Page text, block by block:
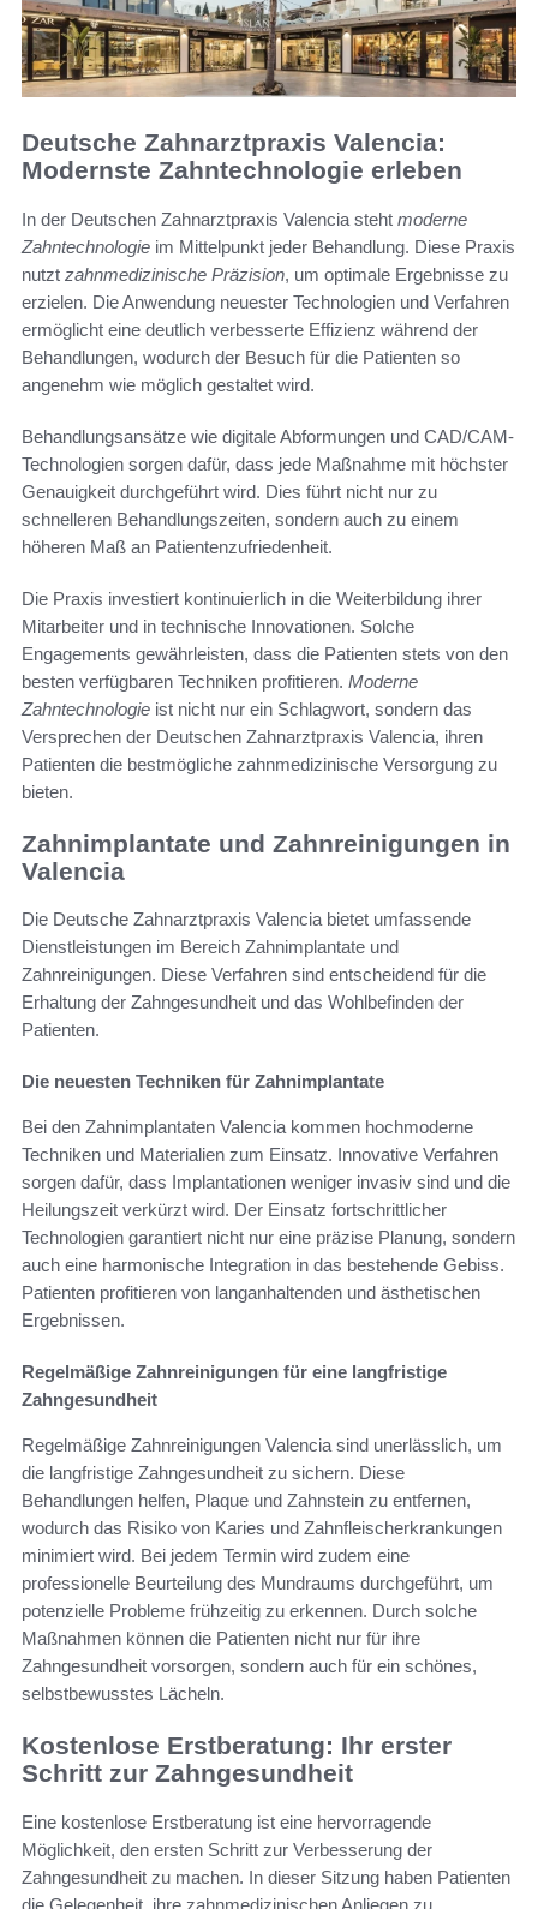
Deutsche Zahnarztpraxis Valencia:
Modernste Zahntechnologie erleben
In der Deutschen Zahnarztpraxis Valencia steht moderne
Zahntechnologie im Mittelpunkt jeder Behandlung. Diese Praxis
nutzt zahnmedizinische Präzision, um optimale Ergebnisse zu
erzielen. Die Anwendung neuester Technologien und Verfahren
ermöglicht eine deutlich verbesserte Effizienz während der
Behandlungen, wodurch der Besuch für die Patienten so
angenehm wie möglich gestaltet wird.
Behandlungsansätze wie digitale Abformungen und CAD/CAM-
Technologien sorgen dafür, dass jede Maßnahme mit höchster
Genauigkeit durchgeführt wird. Dies führt nicht nur zu
schnelleren Behandlungszeiten, sondern auch zu einem
höheren Maß an Patientenzufriedenheit.
Die Praxis investiert kontinuierlich in die Weiterbildung ihrer
Mitarbeiter und in technische Innovationen. Solche
Engagements gewährleisten, dass die Patienten stets von den
besten verfügbaren Techniken profitieren. Moderne
Zahntechnologie ist nicht nur ein Schlagwort, sondern das
Versprechen der Deutschen Zahnarztpraxis Valencia, ihren
Patienten die bestmögliche zahnmedizinische Versorgung zu
bieten.
Zahnimplantate und Zahnreinigungen in
Valencia
Die Deutsche Zahnarztpraxis Valencia bietet umfassende
Dienstleistungen im Bereich Zahnimplantate und
Zahnreinigungen. Diese Verfahren sind entscheidend für die
Erhaltung der Zahngesundheit und das Wohlbefinden der
Patienten.
Die neuesten Techniken für Zahnimplantate
Bei den Zahnimplantaten Valencia kommen hochmoderne
Techniken und Materialien zum Einsatz. Innovative Verfahren
sorgen dafür, dass Implantationen weniger invasiv sind und die
Heilungszeit verkürzt wird. Der Einsatz fortschrittlicher
Technologien garantiert nicht nur eine präzise Planung, sondern
auch eine harmonische Integration in das bestehende Gebiss.
Patienten profitieren von langanhaltenden und ästhetischen
Ergebnissen.
Regelmäßige Zahnreinigungen für eine langfristige
Zahngesundheit
Regelmäßige Zahnreinigungen Valencia sind unerlässlich, um
die langfristige Zahngesundheit zu sichern. Diese
Behandlungen helfen, Plaque und Zahnstein zu entfernen,
wodurch das Risiko von Karies und Zahnfleischerkrankungen
minimiert wird. Bei jedem Termin wird zudem eine
professionelle Beurteilung des Mundraums durchgeführt, um
potenzielle Probleme frühzeitig zu erkennen. Durch solche
Maßnahmen können die Patienten nicht nur für ihre
Zahngesundheit vorsorgen, sondern auch für ein schönes,
selbstbewusstes Lächeln.
Kostenlose Erstberatung: Ihr erster
Schritt zur Zahngesundheit
Eine kostenlose Erstberatung ist eine hervorragende
Möglichkeit, den ersten Schritt zur Verbesserung der
Zahngesundheit zu machen. In dieser Sitzung haben Patienten
die Gelegenheit, ihre zahnmedizinischen Anliegen zu